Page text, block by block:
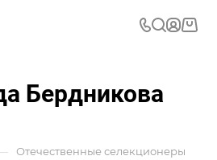
Бердникова
Отечественные селекционеры